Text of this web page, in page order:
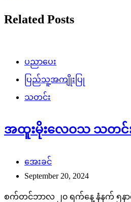
Related Posts
ပညာပေး
ပြည်သူ့အကျိုးပြု
သတင်း
အထူးမိုးလေဝသ သတင်
အေးခင်
September 20, 2024
စက်တင်ဘာလ ၂၀ ရက်နေ့ နံနက် ၅နာ